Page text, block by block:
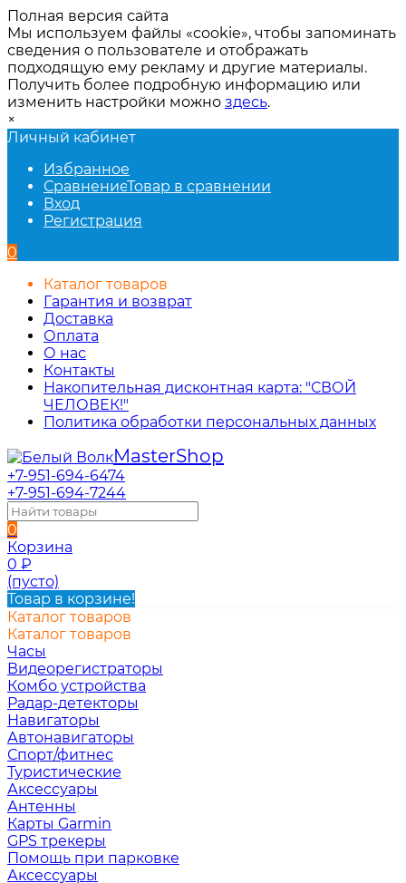
Полная версия сайта
Мы используем файлы «cookie», чтобы запоминать
сведения о пользователе и отображать
подходящую ему рекламу и другие материалы.
Получить более подробную информацию или
изменить настройки можно здесь.
×
Личный кабинет
Избранное
СравнениеТовар в сравнении
Вход
Регистрация
0
Каталог товаров
Гарантия и возврат
Доставка
Оплата
О нас
Контакты
Накопительная дисконтная карта: "СВОЙ
ЧЕЛОВЕК!"
Политика обработки персональных данных
MasterShop
+7-951-694-6474
+7-951-694-7244
0
Корзина
0 ₽
(пусто)
Товар в корзине!
Каталог товаров
Каталог товаров
Часы
Видеорегистраторы
Комбо устройства
Радар-детекторы
Навигаторы
Автонавигаторы
Спорт/фитнес
Туристические
Аксессуары
Антенны
Карты Garmin
GPS трекеры
Помощь при парковке
Аксессуары